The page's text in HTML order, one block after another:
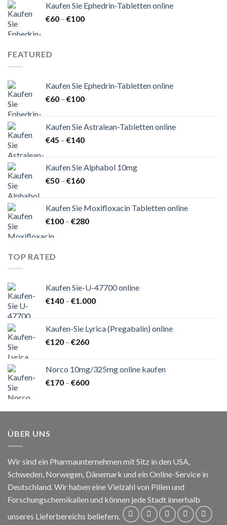
€500
Kaufen Sie Ephedrin-Tabletten online
€60 – €100Preisspanne:
FEATURED
Kaufen Sie Ephedrin-Tabletten online
€60 – €100Preisspanne:
€100
Kaufen Sie Astralean-Tabletten online
€45 – €140Preisspanne:
€140
Kaufen Sie Alphabol 10mg
€50 – €160Preisspanne:
€160
Kaufen Sie Moxifloxacin Tabletten online
€100 – €280Preisspanne:
TOP RATED
Kaufen Sie-U-47700 online
€140 – €1.000Preisspanne:
€1.000
Kaufen-Sie Lyrica (Pregabalin) online
€120 – €260Preisspanne:
€260
Norco 10mg/325mg online kaufen
€170 – €600Preisspanne:
€600
ÜBER UNS
Wir sind ein Pharmaunternehmen mit Sitz in den USA,
Schweden, Norwegen, Dänemark und ein Online-Service in
Deutschland. Wir haben eine Vielzahl von Pillen und
Forschungschemikalien und können jede Stadt innerhalb
unseres Lieferbereichs beliefern.